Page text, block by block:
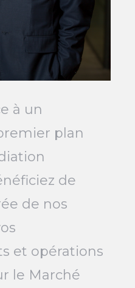
à un
plan
de
de nos
et opérations
le Marché